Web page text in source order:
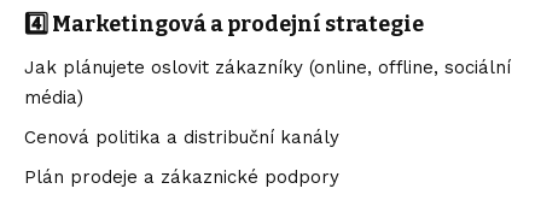
4️⃣ Marketingová a prodejní strategie
Jak plánujete oslovit zákazníky (online, offline, sociální
média)
Cenová politika a distribuční kanály
Plán prodeje a zákaznické podpory